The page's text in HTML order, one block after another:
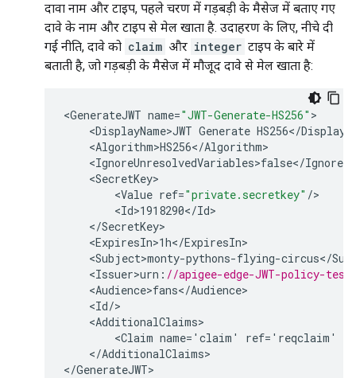
दावा नाम और टाइप, पहले चरण में गड़बड़ी के मैसेज में बताए गए
दावे के नाम और टाइप से मेल खाता है. उदाहरण के लिए, नीचे दी
गई नीति, दावे को claim और integer टाइप के बारे में
बताती है, जो गड़बड़ी के मैसेज में मौजूद दावे से मेल खाता है:
<GenerateJWT name="JWT-Generate-HS256"
<DisplayName>JWT Generate HS256</
<Algorithm>HS256</Algorithm
<IgnoreUnresolvedVariables>false</
<SecretKey
<Value ref="private.secretkey" /
<Id>1918290</Id
</SecretKey
<ExpiresIn>1h</ExpiresIn
<Subject>monty-pythons-flying-circus</
<Issuer>urn : //apigee-edge-JWT-policy-
<Audience>fans</Audience
<Id/
<AdditionalClaims
<Claim name= ' claim ' ref= ' reqclaim '
</AdditionalClaims>
</GenerateJWT